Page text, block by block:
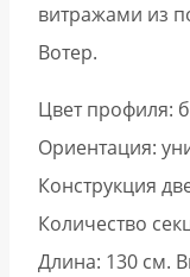
витражами из
Вотер.
Цвет профиля:
Ориентация:
Конструкция
Количество
Длина: 130 см.